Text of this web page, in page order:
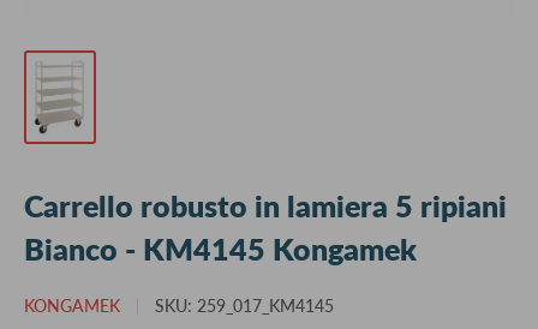
Carrello robusto in lamiera 5 ripiani
Bianco - KM4145 Kongamek
KONGAMEK SKU: 259_017_KM4145